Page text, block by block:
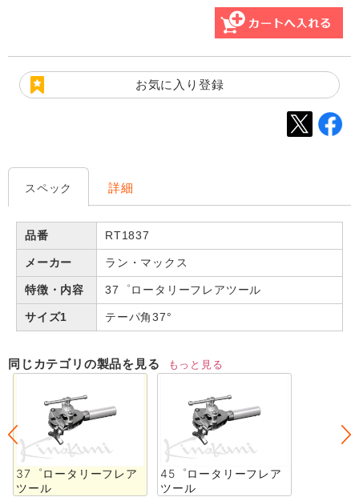
お気に入り登録
スペック 詳細
品番 RT1837
メーカー ラン・マックス
特徴・内容 37゜ロータリーフレアツール
サイズ1 テーパ角37°
同じカテゴリの製品を見る もっと見る
37゜ロータリーフレア
ツール
45゜ロータリーフレア
ツール